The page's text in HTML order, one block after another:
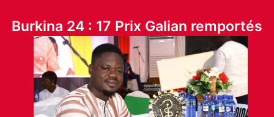
Burkina 24 : 17 Prix Galian remportés